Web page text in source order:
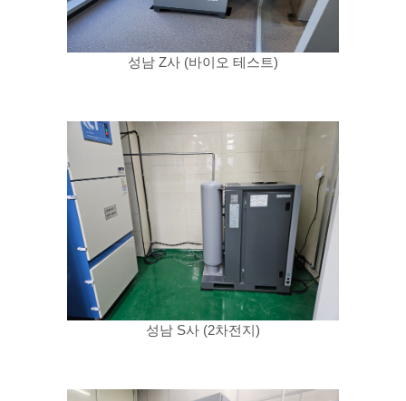
성남 Z사 (바이오 테스트)
성남 S사 (2차전지)